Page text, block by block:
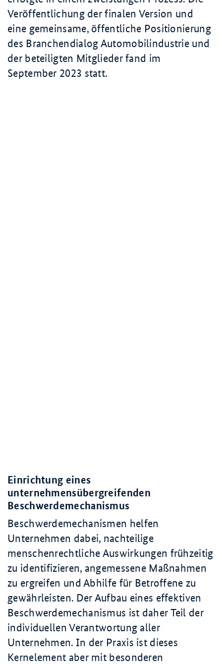
Veröffentlichung der finalen Version und
eine gemeinsame, öffentliche Positionierung
des Branchendialog Automobilindustrie und
der beteiligten Mitglieder fand im
September 2023 statt.
Einrichtung eines
unternehmensübergreifenden
Beschwerdemechanismus
Beschwerdemechanismen helfen
Unternehmen dabei, nachteilige
menschenrechtliche Auswirkungen frühzeitig
zu identifizieren, angemessene Maßnahmen
zu ergreifen und Abhilfe für Betroffene zu
gewährleisten. Der Aufbau eines effektiven
Beschwerdemechanismus ist daher Teil der
individuellen Verantwortung aller
Unternehmen. In der Praxis ist dieses
Kernelement aber mit besonderen